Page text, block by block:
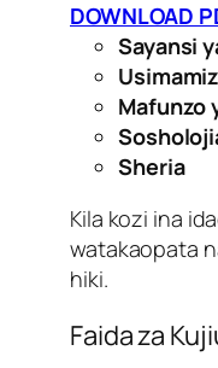
DOWNLOAD
Sayansi
Mafunzo
Sheria
Kila kozi ina
watakaopata
hiki.
Faida za